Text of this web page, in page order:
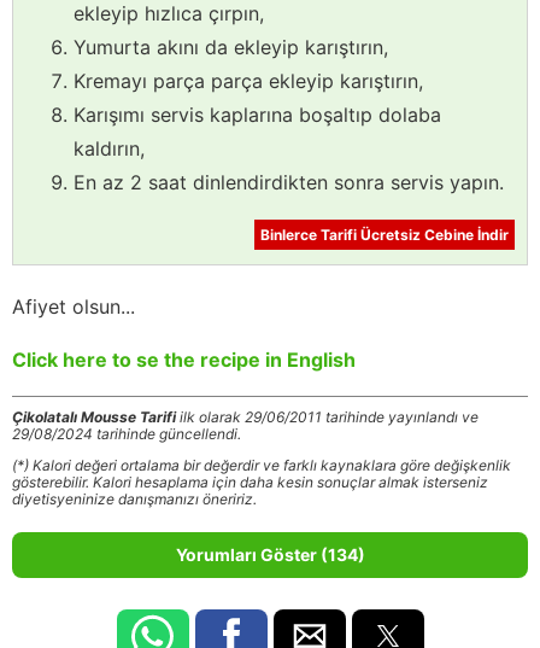
ekleyip hızlıca çırpın,
Yumurta akını da ekleyip karıştırın,
Kremayı parça parça ekleyip karıştırın,
Karışımı servis kaplarına boşaltıp dolaba
kaldırın,
En az 2 saat dinlendirdikten sonra servis yapın.
Binlerce Tarifi Ücretsiz Cebine İndir
Afiyet olsun...
Click here to se the recipe in English
Çikolatalı Mousse Tarifiilk olarak 29/06/2011 tarihinde yayınlandı ve
29/08/2024 tarihinde güncellendi.
(*) Kalori değeri ortalama bir değerdir ve farklı kaynaklara göre değişkenlik
gösterebilir. Kalori hesaplama için daha kesin sonuçlar almak isterseniz
diyetisyeninize danışmanızı öneririz.
Yorumları Göster (134)